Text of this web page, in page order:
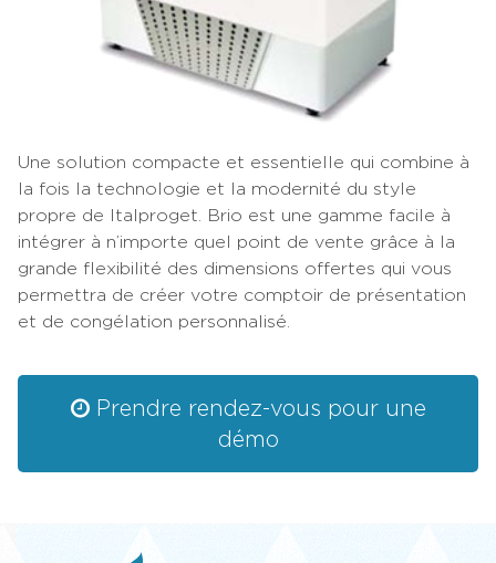
Une solution compacte et essentielle qui combine à
la fois la technologie et la modernité du style
propre de Italproget. Brio est une gamme facile à
intégrer à n’importe quel point de vente grâce à la
grande flexibilité des dimensions offertes qui vous
permettra de créer votre comptoir de présentation
et de congélation personnalisé.
Prendre rendez-vous pour une
démo